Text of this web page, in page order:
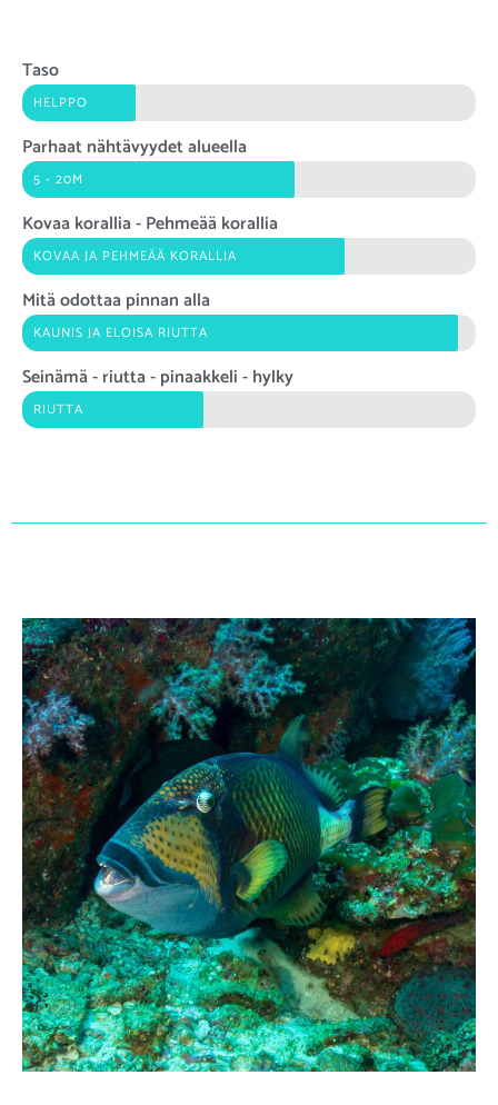
Taso
HELPPO
Parhaat nähtävyydet alueella
5 - 20M
Kovaa korallia - Pehmeää korallia
KOVAA JA PEHMEÄÄ KORALLIA
Mitä odottaa pinnan alla
KAUNIS JA ELOISA RIUTTA
Seinämä - riutta - pinaakkeli - hylky
RIUTTA